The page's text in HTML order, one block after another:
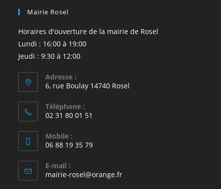
Mairie Rosel
Horaires d'ouverture de la mairie de Rosel
Lundi : 16:00 à 19:00
Jeudi : 9:30 à 12:00
Adresse :
6, rue Boulay 14740 Rosel
Téléphone :
02 31 80 01 51
Mobile :
06 88 19 35 79
E-mail :
mairie-rosel@orange.frS’ouvre